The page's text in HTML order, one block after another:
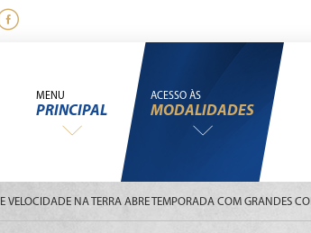
MENU
PRINCIPAL
ACESSO ÀS
MODALIDADES
VELOCIDADE NA TERRA ABRE TEMPORADA COM GRANDES